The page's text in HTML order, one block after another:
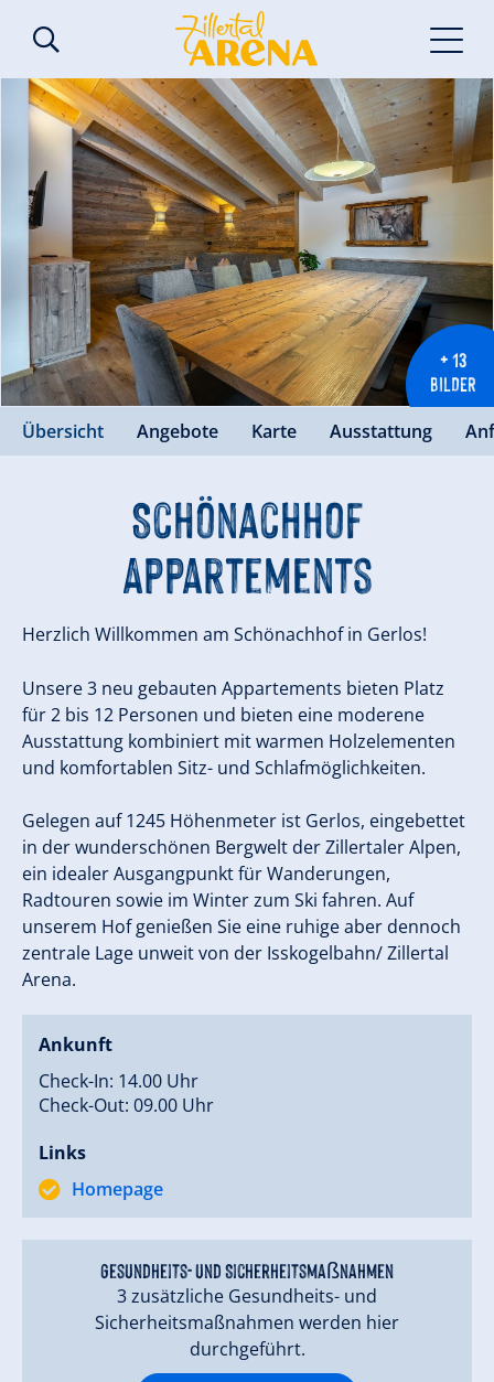
+ 13
BILDER
Übersicht Angebote Karte Ausstattung
Schönachhof
Appartements
Herzlich Willkommen am Schönachhof in Gerlos!
Unsere 3 neu gebauten Appartements bieten Platz
für 2 bis 12 Personen und bieten eine moderene
Ausstattung kombiniert mit warmen Holzelementen
und komfortablen Sitz- und Schlafmöglichkeiten.
Gelegen auf 1245 Höhenmeter ist Gerlos, eingebettet
in der wunderschönen Bergwelt der Zillertaler Alpen,
ein idealer Ausgangpunkt für Wanderungen,
Radtouren sowie im Winter zum Ski fahren. Auf
unserem Hof genießen Sie eine ruhige aber dennoch
zentrale Lage unweit von der Isskogelbahn/ Zillertal
Arena.
Ankunft
Check-In: 14.00 Uhr
Check-Out: 09.00 Uhr
Links
Homepage
Gesundheits- und Sicherheitsmaßnahmen
3 zusätzliche Gesundheits- und
Sicherheitsmaßnahmen werden hier
durchgeführt.